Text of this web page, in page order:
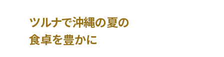
ツルナで沖縄の夏の
食卓を豊かに